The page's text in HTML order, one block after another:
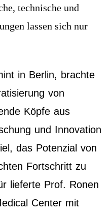
technische und
lassen sich nur
in Berlin, brachte
von
Köpfe aus
und Innovation
das Potenzial von
Fortschritt zu
lieferte Prof. Ronen
Center mit